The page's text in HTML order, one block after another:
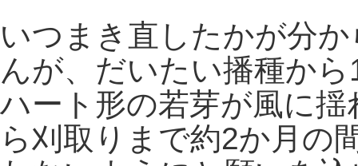
いつまき直したかが分
んが、だいたい播種か
ハート形の若芽が風に
ら刈取りまで約2か月の